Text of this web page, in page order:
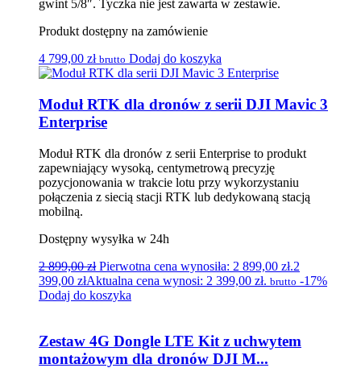
gwint 5/8″. Tyczka nie jest zawarta w zestawie.
Produkt dostępny na zamówienie
4 799,00 zł brutto Dodaj do koszyka
Moduł RTK dla dronów z serii DJI Mavic 3
Enterprise
Moduł RTK dla dronów z serii Enterprise to produkt
zapewniający wysoką, centymetrową precyzję
pozycjonowania w trakcie lotu przy wykorzystaniu
połączenia z siecią stacji RTK lub dedykowaną stacją
mobilną.
Dostępny wysyłka w 24h
2 899,00zł Pierwotna cena wynosiła: 2 899,00 zł.2
399,00 złAktualna cena wynosi: 2 399,00 zł. brutto -17%
Dodaj do koszyka
Zestaw 4G Dongle LTE Kit z uchwytem
montażowym dla dronów DJI M...